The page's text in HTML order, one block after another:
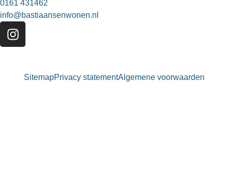
0161 431462
info@bastiaansenwonen.nl
SitemapPrivacy statementAlgemene voorwaarden